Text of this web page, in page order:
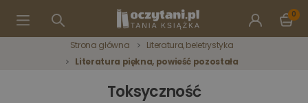
0
Strona główna
Literatura, beletrystyka
Literatura piękna, powieść pozostała
Toksyczność